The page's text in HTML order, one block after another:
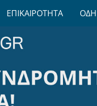
ΕΠΙΚΑΙΡΟΤΗΤΑ